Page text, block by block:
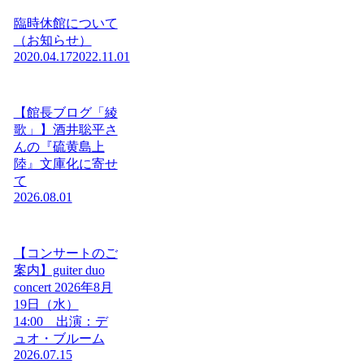
臨時休館について
（お知らせ）
2020.04.172022.11.01
【館長ブログ「綾
歌」】酒井聡平さ
んの『硫黄島上
陸』文庫化に寄せ
て
2026.08.01
【コンサートのご
案内】guiter duo
concert 2026年8月
19日（水）
14:00 出演：デ
ュオ・ブルーム
2026.07.15